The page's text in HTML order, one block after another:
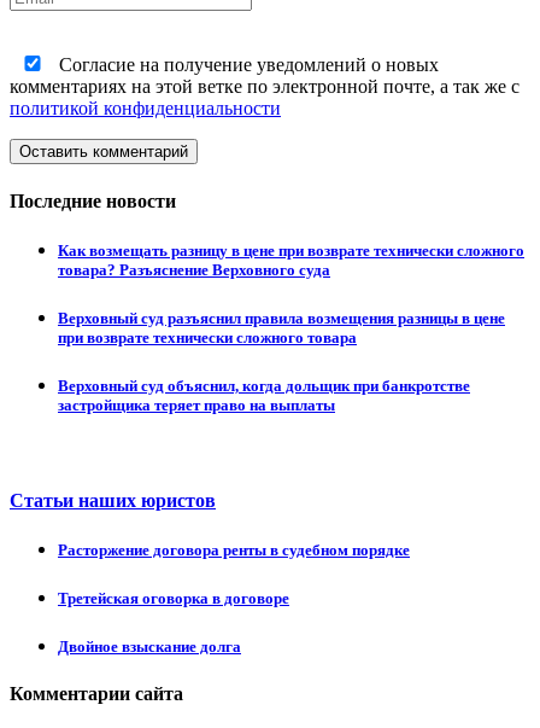
Согласие на получение уведомлений о новых
комментариях на этой ветке по электронной почте, а так же с
политикой конфиденциальности
Оставить комментарий
Последние новости
Как возмещать разницу в цене при возврате технически сложного
товара? Разъяснение Верховного суда
Верховный суд разъяснил правила возмещения разницы в цене
при возврате технически сложного товара
Верховный суд объяснил, когда дольщик при банкротстве
застройщика теряет право на выплаты
Статьи наших юристов
Расторжение договора ренты в судебном порядке
Третейская оговорка в договоре
Двойное взыскание долга
Комментарии сайта